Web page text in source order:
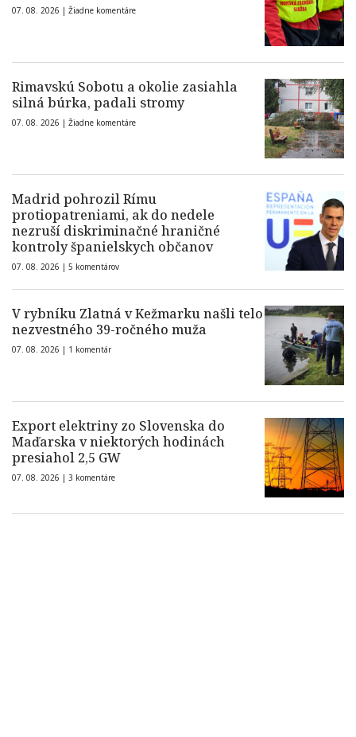
07. 08. 2026 | Žiadne komentáre
Rimavskú Sobotu a okolie zasiahla
silná búrka, padali stromy
07. 08. 2026 | Žiadne komentáre
Madrid pohrozil Rímu
protiopatreniami, ak do nedele
nezruší diskriminačné hraničné
kontroly španielskych občanov
07. 08. 2026 | 5 komentárov
V rybníku Zlatná v Kežmarku našli telo
nezvestného 39-ročného muža
07. 08. 2026 | 1 komentár
Export elektriny zo Slovenska do
Maďarska v niektorých hodinách
presiahol 2,5 GW
07. 08. 2026 | 3 komentáre